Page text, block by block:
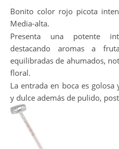
Bonito color rojo picota
Media-alta.
Presenta una potente
destacando aromas a
equilibradas de ahumados,
floral.
La entrada en boca es
y dulce además de pulido,